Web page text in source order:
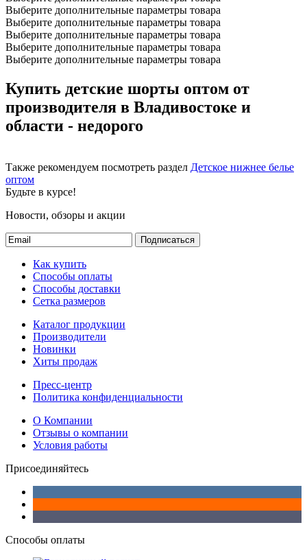
Выберите дополнительные параметры товара
Выберите дополнительные параметры товара
Выберите дополнительные параметры товара
Выберите дополнительные параметры товара
Выберите дополнительные параметры товара
Купить детские шорты оптом от
производителя в Владивостоке и
области - недорого
Также рекомендуем посмотреть раздел Детское нижнее белье
оптом
Будьте в курсе!
Новости, обзоры и акции
Подписаться
Как купить
Способы оплаты
Способы доставки
Сетка размеров
Каталог продукции
Производители
Новинки
Хиты продаж
Пресс-центр
Политика конфиденциальности
О Компании
Отзывы о компании
Условия работы
Присоединяйтесь
Способы оплаты